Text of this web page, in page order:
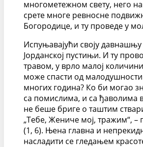
многометежном свету, него
срете многе ревносне
Богородице, и ту проведе у
Испуњавајући своју
Јорданској пустињи. И ту
травом, у врло малој
може спасти од малодушности
многих година? Ко би могао
са помислима, и са ђаволима
не беше бриге о таштим
„Тебе, Жениче мој, тражим“,
(1, 6). Њена главна и
насладити се гледањем